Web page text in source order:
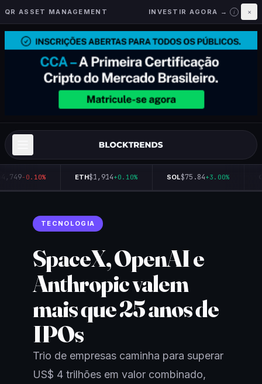
QR ASSET MANAGEMENT INVESTIR AGORA → i ×
-0.10% ETH$1,914+0.10% SOL$75.84+3.00%
TECNOLOGIA
SpaceX, OpenAI e
Anthropic valem
mais que 25 anos de
IPOs
Trio de empresas caminha para superar
US$ 4 trilhões em valor combinado,